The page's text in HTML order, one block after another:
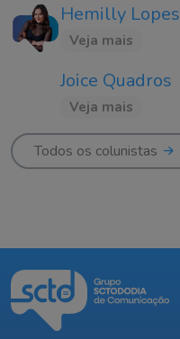
Hemilly Lopes
Veja mais
Joice Quadros
Veja mais
Todos os colunistas